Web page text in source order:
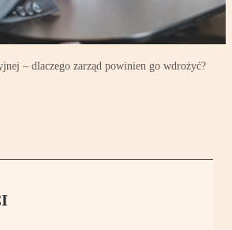
– dlaczego zarząd powinien go wdrożyć?